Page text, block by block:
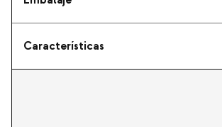
Características